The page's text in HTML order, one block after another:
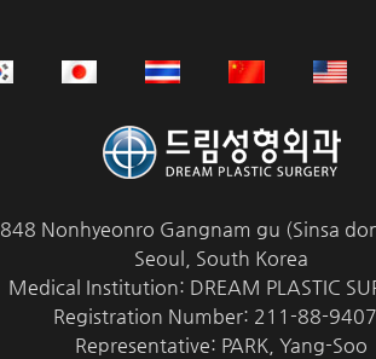
848 Nonhyeonro Gangnam gu (Sinsa
Seoul, South Korea
Medical Institution: DREAM PLASTIC
Registration Number: 211-88-
Representative: PARK, Yang-Soo